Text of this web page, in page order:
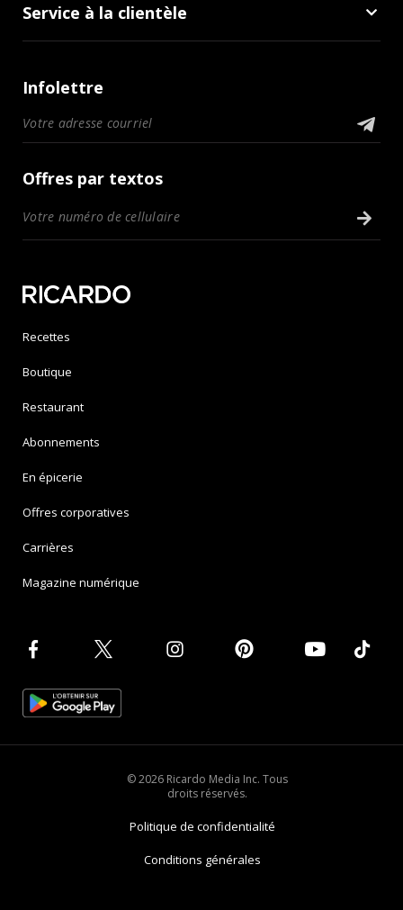
Service à la clientèle
Infolettre
Offres par textos
Recettes
Boutique
Restaurant
Abonnements
En épicerie
Offres corporatives
Carrières
Magazine numérique
© 2026 Ricardo Media Inc. Tous
droits réservés.
Politique de confidentialité
Conditions générales